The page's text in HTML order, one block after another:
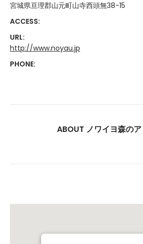
宮城県亘理郡山元町山寺西頭無38-15
ACCESS:
URL:
http://www.noyau.jp
PHONE:
ABOUT ノワイヨ森の